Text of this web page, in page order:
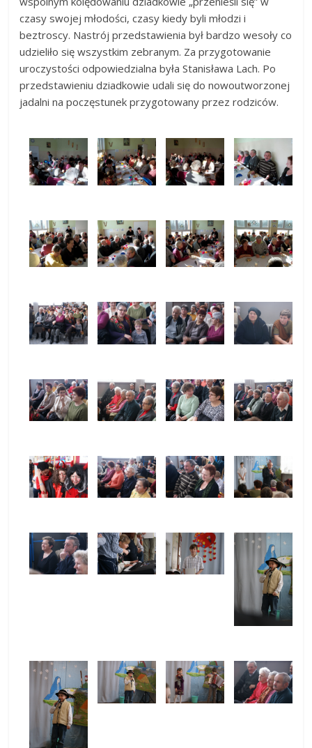
czasy swojej młodości, czasy kiedy byli młodzi i
beztroscy. Nastrój przedstawienia był bardzo wesoły co
udzieliło się wszystkim zebranym. Za przygotowanie
uroczystości odpowiedzialna była Stanisława Lach. Po
przedstawieniu dziadkowie udali się do nowoutworzonej
jadalni na poczęstunek przygotowany przez rodziców.